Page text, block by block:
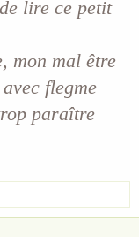
lire ce petit
mon mal être
flegme
paraître